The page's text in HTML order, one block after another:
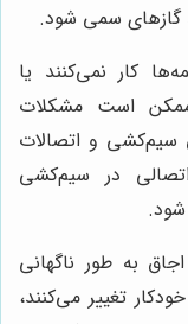
گازهای سمی شود.
کار نمی‌کنند یا
است مشکلات
سیم‌کشی و اتصالات
در سیم‌کشی
شود.
اجاق به طور ناگهانی
تغییر می‌کنند،